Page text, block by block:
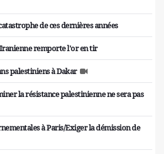
de ces dernières années
remporte l'or en tir
palestiniens à Dakar
la résistance palestinienne ne sera pas
à Paris/Exiger la démission de